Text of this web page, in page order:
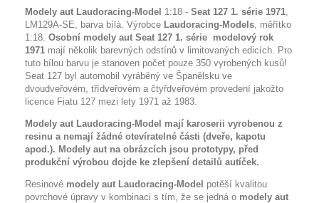
Modely aut Laudoracing-Model 1:18 - Seat 127 1. série 1971,
LM129A-SE, barva bílá. Výrobce Laudoracing-Models, měřítko
1:18. Osobní modely aut Seat 127 1. série modelový rok
1971 mají několik barevných odstínů v limitovaných edicích. Pro
tuto bílou barvu je stanoven počet pouze 350 vyrobených kusů!
Seat 127 byl automobil vyráběný ve Španělsku ve
dvoudveřovém, třídveřovém a čtyřdveřovém provedení jakožto
licence Fiatu 127 mezi lety 1971 až 1983.
Modely aut Laudoracing-Model mají karoserii vyrobenou z
resinu a nemají žádné otevíratelné části (dveře, kapotu
apod.). Modely aut na obrázcích jsou prototypy, před
produkční výrobou dojde ke zlepšení detailů autíček.
Resinové modely aut Laudoracing-Model potěší kvalitou
povrchové úpravy v kombinaci s tím, že se jedná o modely aut